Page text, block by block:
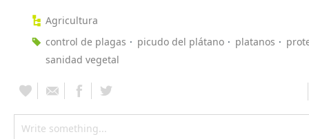
Agricultura
control de plagas
picudo del plátano platanos
sanidad vegetal